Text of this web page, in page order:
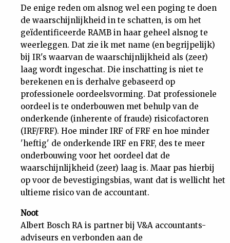
De enige reden om alsnog wel een poging te doen
de waarschijnlijkheid in te schatten, is om het
geïdentificeerde RAMB in haar geheel alsnog te
weerleggen. Dat zie ik met name (en begrijpelijk)
bij IR's waarvan de waarschijnlijkheid als (zeer)
laag wordt ingeschat. Die inschatting is niet te
berekenen en is derhalve gebaseerd op
professionele oordeelsvorming. Dat professionele
oordeel is te onderbouwen met behulp van de
onderkende (inherente of fraude) risicofactoren
(IRF/FRF). Hoe minder IRF of FRF en hoe minder
'heftig' de onderkende IRF en FRF, des te meer
onderbouwing voor het oordeel dat de
waarschijnlijkheid (zeer) laag is. Maar pas hierbij
op voor de bevestigingsbias, want dat is wellicht het
ultieme risico van de accountant.
Noot
Albert Bosch RA is partner bij V&A accountants-
adviseurs en verbonden aan de